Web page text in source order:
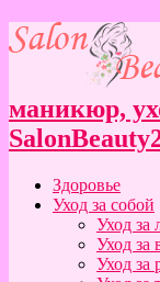
маникюр,
Здоровье
Уход за собой
Уход за
Уход за
Уход за